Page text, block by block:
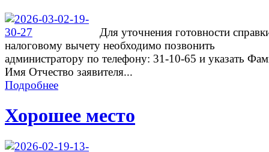
Для уточнения готовности
налоговому вычету необходимо позвонить
администратору по телефону: 31-10-65 и указать
Имя Отчество заявителя...
Подробнее
Хорошее место